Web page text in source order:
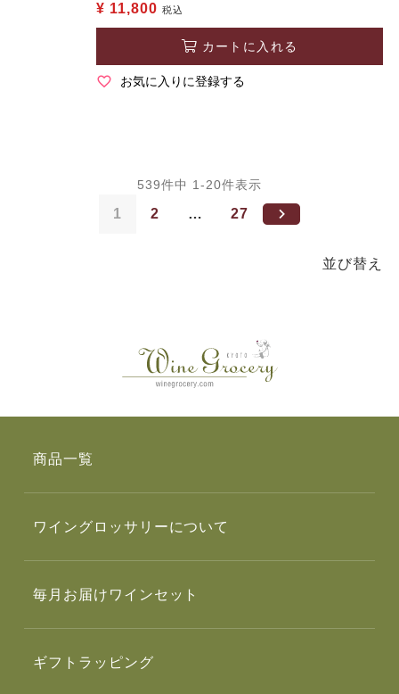
¥ 11,800 税込
カートに入れる
お気に入りに登録する
並び替え
539件中 1-20件表示
1 2 … 27
商品一覧
ワイングロッサリーについて
毎月お届けワインセット
ギフトラッピング